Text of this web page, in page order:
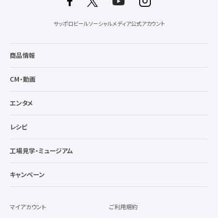
サッポロビールソーシャルメディア公式アカウント
商品情報
CM・動画
エンタメ
レシピ
工場見学・ミュージアム
キャンペーン
マイアカウント ご利用規約